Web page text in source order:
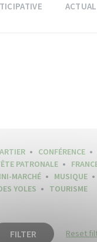
CONFÉRENCE
PATRONALE
MARCHÉ MUSIQUE
YOLES TOURISME
FILTER Reset